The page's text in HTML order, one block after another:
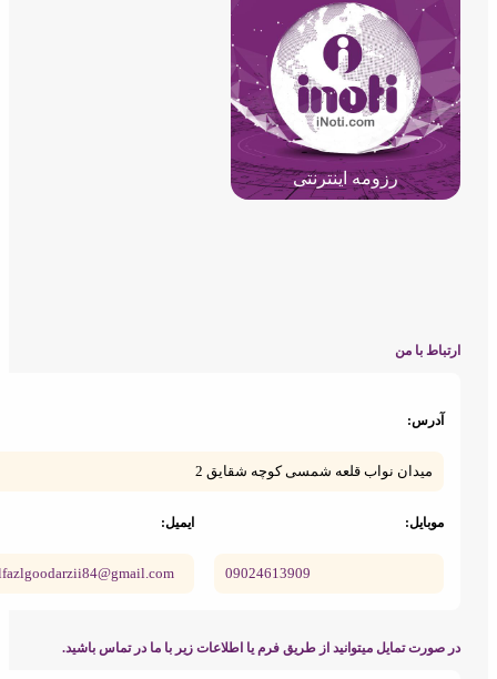
رزومه اینترنتی
با من
میدان نواب قلعه شمسی کوچه شقایق 2
09024613909
abolfazlgoodarzii84@gmail.com
تمایل میتوانید از طریق فرم یا اطلاعات زیر با ما در تماس باشید.